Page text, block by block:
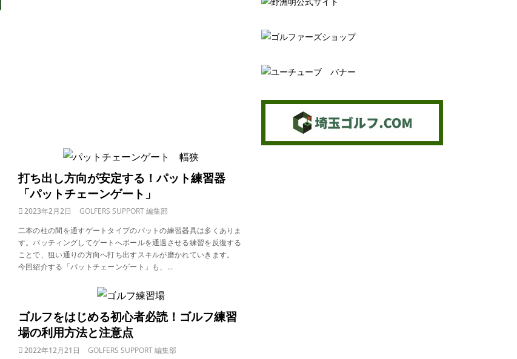
打ち出し方向が安定する！パット練習器
「パットチェーンゲート」
2023年2月2日
GOLFERS SUPPORT 編集部
二本の柱の間を通すゲートタイプのパットの練習器具は多くありま
す。パッティングしてゲートへボールを通過させる練習を反復する
ことで、狙い通りの方向へ打ち出すスキルが磨かれていきます。
今回紹介する「パットチェーンゲート」も、…
ゴルフをはじめる初心者必読！ゴルフ練習
場の利用方法と注意点
2022年12月21日 GOLFERS SUPPORT 編集部